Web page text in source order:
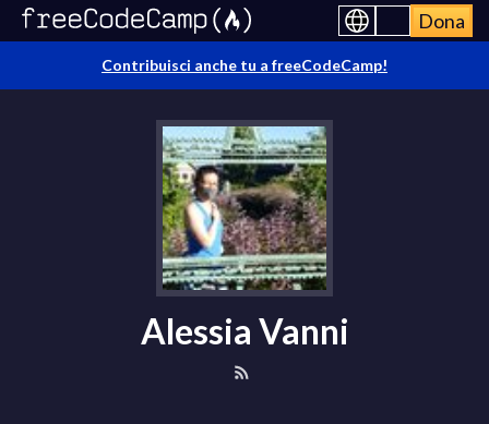
Dona
Contribuisci anche tu a freeCodeCamp!
Alessia Vanni